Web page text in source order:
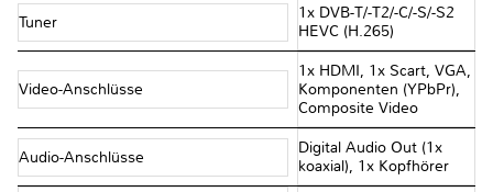
Tuner
1x DVB-T/​-T2/​-C/​-S/​-S2
HEVC (H.265)
Video-Anschlüsse
1x HDMI, 1x Scart, VGA,
Komponenten (YPbPr),
Composite Video
Audio-Anschlüsse
Digital Audio Out (1x
koaxial), 1x Kopfhörer